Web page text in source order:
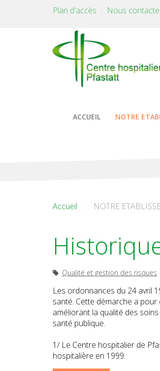
Plan d'accès Nous
ACCUEIL NOTRE
Accueil NOTRE
Qualité et gestion des risques
Les ordonnances du 24 avril
santé. Cette démarche a pour
améliorant la qualité des
santé publique.
1/ Le Centre hospitalier de
hospitalière en 1999.